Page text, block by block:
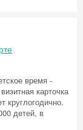
время -
карточка
круглогодично.
детей, в